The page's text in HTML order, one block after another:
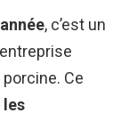
, c’est un
Ce
les